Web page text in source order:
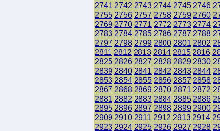
2741 2742 2743 2744 2745 2746
2755 2756 2757 2758 2759 2760
2769 2770 2771 2772 2773 2774
2783 2784 2785 2786 2787 2788
2797 2798 2799 2800 2801 2802
2811 2812 2813 2814 2815 2816
2825 2826 2827 2828 2829 2830
2839 2840 2841 2842 2843 2844
2853 2854 2855 2856 2857 2858
2867 2868 2869 2870 2871 2872
2881 2882 2883 2884 2885 2886
2895 2896 2897 2898 2899 2900
2909 2910 2911 2912 2913 2914
2923 2924 2925 2926 2927 2928